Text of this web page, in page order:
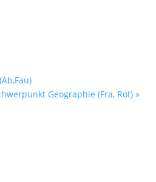
Geographie (Fra, Rot) »